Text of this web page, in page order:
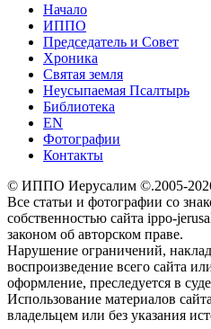
Начало
ИППО
Председатель и Совет
Хроника
Святая земля
Неусыпаемая Псалтырь
Библиотека
EN
Фотографии
Контакты
© ИППО Иерусалим ©.2005-
Все статьи и фотографии со
собственностью сайта ippo-
законом об авторском праве.
Нарушение ограничений,
воспроизведение всего сайта
оформление, преследуется в
Использование материалов
владельцем или без указания